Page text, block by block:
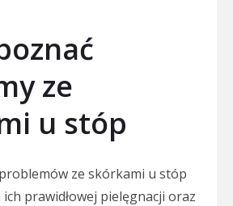
ze
u stóp
ze skórkami u stóp
prawidłowej pielęgnacji oraz